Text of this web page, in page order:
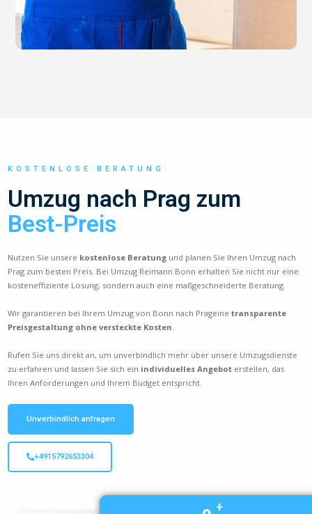
KOSTENLOSE BERATUNG
Umzug nach Prag zum
Best-Preis
Nutzen Sie unsere kostenlose Beratung und planen Sie Ihren Umzug nach
Prag zum besten Preis. Bei Umzug Reimann Bonn erhalten Sie nicht nur eine
kosteneffiziente Lösung, sondern auch eine maßgeschneiderte Beratung.
Wir garantieren bei Ihrem Umzug von Bonn nach Prageinetransparente
Preisgestaltung ohne versteckte Kosten
Rufen Sie uns direkt an, um unverbindlich mehr über unsere Umzugsdienste
zu erfahren und lassen Sie sich ein individuelles Angebot erstellen, das
Ihren Anforderungen und Ihrem Budget entspricht.
Unverbindlich anfragen
+4915792653304
+